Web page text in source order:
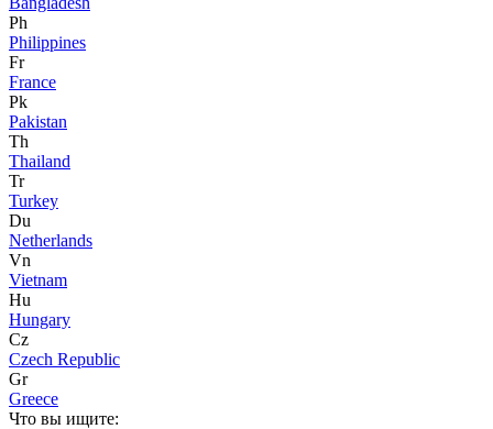
Ph
Philippines
Fr
France
Pk
Pakistan
Th
Thailand
Tr
Turkey
Du
Netherlands
Vn
Vietnam
Hu
Hungary
Cz
Czech Republic
Gr
Greece
Что вы ищите: